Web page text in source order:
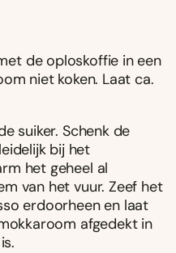
de oploskoffie in een
niet koken. Laat ca.
suiker. Schenk de
bij het
het geheel al
van het vuur. Zeef het
erdoorheen en laat
afgedekt in